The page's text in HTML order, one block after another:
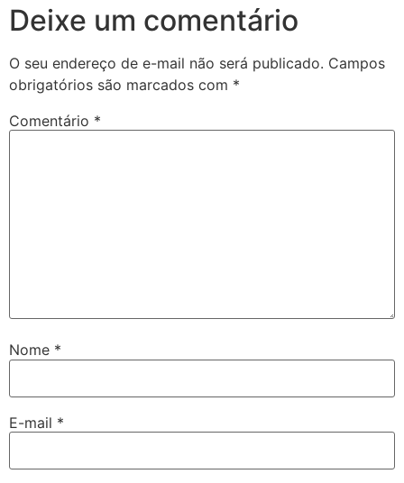
Deixe um comentário
O seu endereço de e-mail não será publicado. Campos
obrigatórios são marcados com *
Comentário *
Nome *
E-mail *